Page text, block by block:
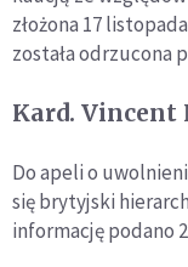
złożona 17
została odrzucona
Kard. Vincent
Do apeli o
siębrytyjski
informację podano